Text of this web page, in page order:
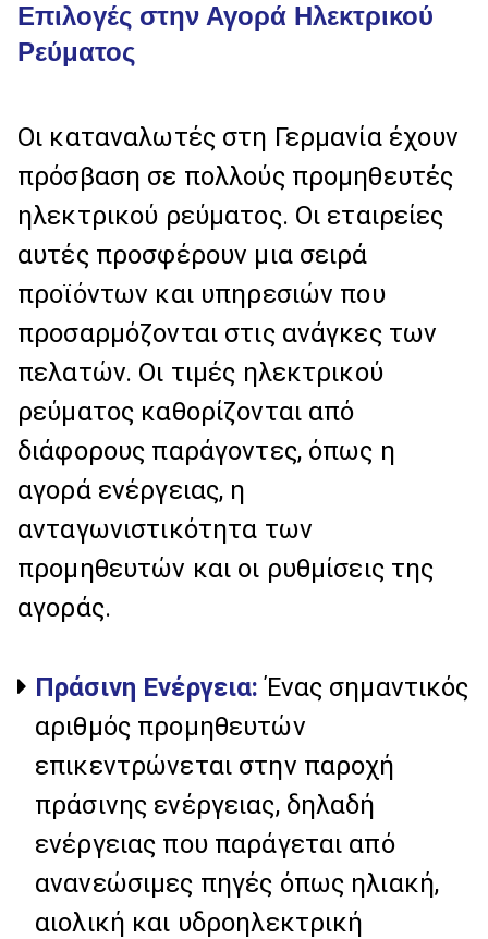
Επιλογές στην Αγορά Ηλεκτρικού
Ρεύματος
Οι καταναλωτές στη Γερμανία έχουν
πρόσβαση σε πολλούς προμηθευτές
ηλεκτρικού ρεύματος. Οι εταιρείες
αυτές προσφέρουν μια σειρά
προϊόντων και υπηρεσιών που
προσαρμόζονται στις ανάγκες των
πελατών. Οι τιμές ηλεκτρικού
ρεύματος καθορίζονται από
διάφορους παράγοντες, όπως η
αγορά ενέργειας, η
ανταγωνιστικότητα των
προμηθευτών και οι ρυθμίσεις της
αγοράς.
Πράσινη Ενέργεια: Ένας σημαντικός
αριθμός προμηθευτών
επικεντρώνεται στην παροχή
πράσινης ενέργειας, δηλαδή
ενέργειας που παράγεται από
ανανεώσιμες πηγές όπως ηλιακή,
αιολική και υδροηλεκτρική